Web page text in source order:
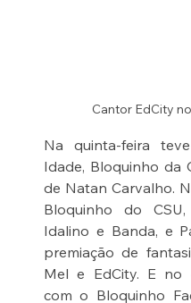
Cantor EdCity
Na quinta-feira
Idade, Bloquinho da
de Natan Carvalho.
Bloquinho do
Idalino e Banda, e
premiação de
Mel e EdCity. E no
com o Bloquinho